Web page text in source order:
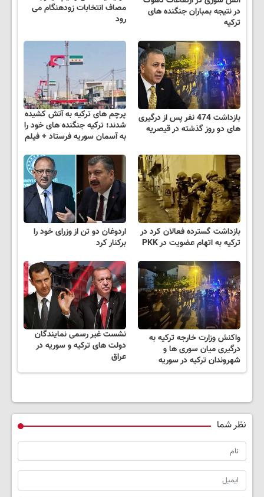
در نتیجه بمباران جنگنده های
ترکیه
مصاف انتخابات زودهنگام می
رود
بازداشت 474 نفر پس از درگیری
های دو روز گذشته در قیصریه
پرچم های ترکیه به آتش کشیده
شدند؛ ترکیه جنگنده های خود را
به آسمان سوریه فرستاد + فیلم
بازداشت گسترده فعالان کرد در
ترکیه به اتهام عضویت در PKK
اردوغان دو تن از وزرای خود را
برکنار کرد
واکنش وزارت خارجه ترکیه به
درگیری میان سوری ها و
شهروندان ترکیه در سوریه
نشست غیر رسمی نمایندگان
دولت های ترکیه و سوریه در
عراق
نظر شما